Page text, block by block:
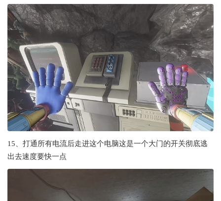
15、打通所有电流后走进这个电脑这是一个大门的开关彻底逃
出去速度要快一点